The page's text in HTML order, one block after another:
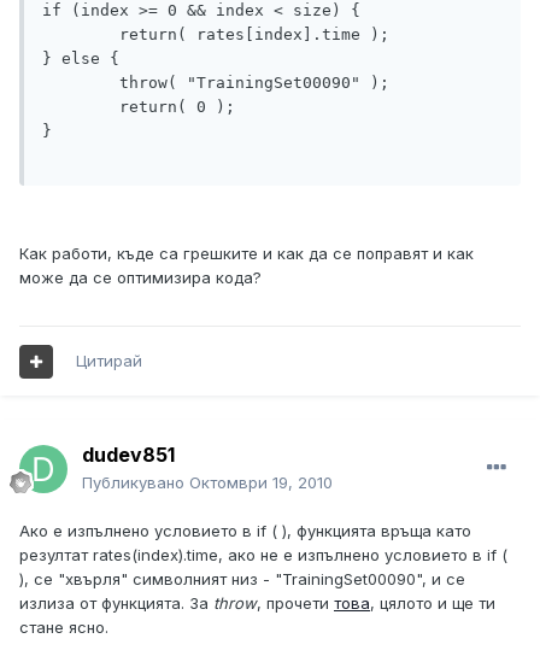
if (index >= 0 && index < size) {
} else {
}
Как работи, къде са грешките и как да се поправят и как
може да се оптимизира кода?
Цитирай
dudev851
Публикувано Октомври 19, 2010
Ако е изпълнено условието в if ( ), функцията връща като
резултат rates(index).time, ако не е изпълнено условието в if (
), се "хвърля" символният низ - "TrainingSet00090", и се
излиза от функцията. За throw, прочети това, цялото и ще ти
стане ясно.